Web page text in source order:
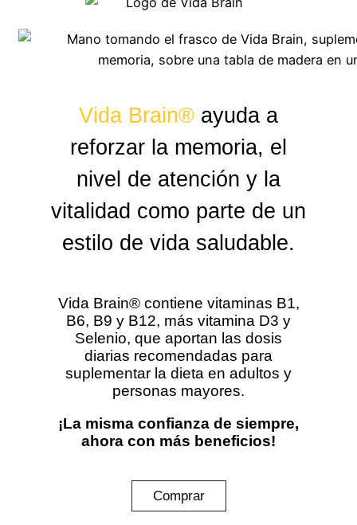
Vida Brain® ayuda a
reforzar la memoria, el
nivel de atención y la
vitalidad como parte de un
estilo de vida saludable.
Vida Brain® contiene vitaminas B1,
B6, B9 y B12, más vitamina D3 y
Selenio, que aportan las dosis
diarias recomendadas para
suplementar la dieta en adultos y
personas mayores.
¡La misma confianza de siempre,
ahora con más beneficios!
Comprar